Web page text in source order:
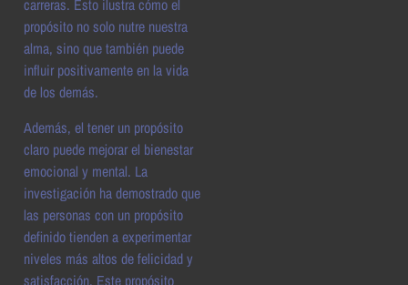
carreras. Esto ilustra cómo el
propósito no solo nutre nuestra
alma, sino que también puede
influir positivamente en la vida
de los demás.
Además, el tener un propósito
claro puede mejorar el bienestar
emocional y mental. La
investigación ha demostrado que
las personas con un propósito
definido tienden a experimentar
niveles más altos de felicidad y
satisfacción. Este propósito